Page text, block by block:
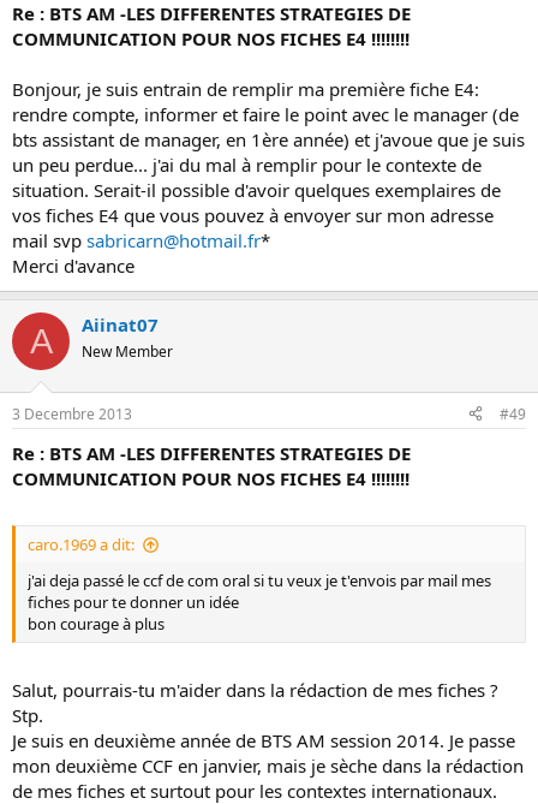
Re : BTS AM -LES DIFFERENTES STRATEGIES DE
COMMUNICATION POUR NOS FICHES E4 !!!!!!!!
Bonjour, je suis entrain de remplir ma première fiche E4:
rendre compte, informer et faire le point avec le manager (de
bts assistant de manager, en 1ère année) et j'avoue que je suis
un peu perdue... j'ai du mal à remplir pour le contexte de
situation. Serait-il possible d'avoir quelques exemplaires de
vos fiches E4 que vous pouvez à envoyer sur mon adresse
mail svp sabricarn@hotmail.fr*
Merci d'avance
A Aiinat07
New Member
3 Decembre 2013 #49
Re : BTS AM -LES DIFFERENTES STRATEGIES DE
COMMUNICATION POUR NOS FICHES E4 !!!!!!!!
caro.1969 a dit:
j'ai deja passé le ccf de com oral si tu veux je t'envois par mail mes
fiches pour te donner un idée
bon courage à plus
Salut, pourrais-tu m'aider dans la rédaction de mes fiches ?
Stp.
Je suis en deuxième année de BTS AM session 2014. Je passe
mon deuxième CCF en janvier, mais je sèche dans la rédaction
de mes fiches et surtout pour les contextes internationaux.